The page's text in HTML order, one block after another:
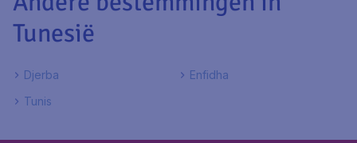
Tunesië
Djerba
Enfidha
Tunis